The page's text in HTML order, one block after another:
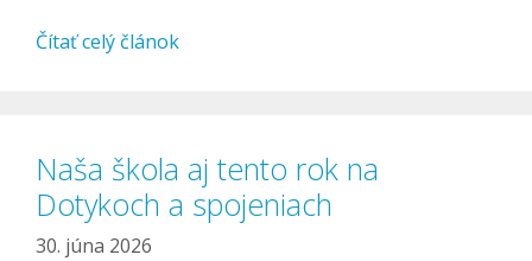
Čítať celý článok
Naša škola aj tento rok na
Dotykoch a spojeniach
30. júna 2026